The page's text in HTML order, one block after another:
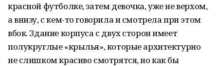
красной футболке, затем девочка, уже не верхом,
а внизу, с кем-то говорила и смотрела при этом
вбок. Здание корпуса с двух сторон имеет
полукруглые «крылья», которые архитектурно
не слишком красиво смотрятся, но как бы